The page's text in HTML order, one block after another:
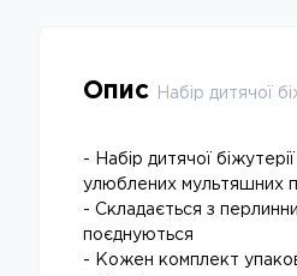
Опис Набір дитячої
- Набір дитячої
улюблених мультяшних
- Складається з
поєднуються
- Кожен комплект